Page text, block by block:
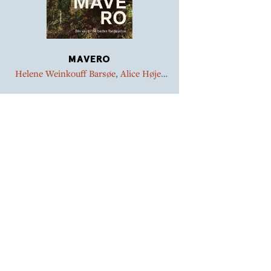
MAVERO
Helene Weinkouff Barsøe, Alice Højer